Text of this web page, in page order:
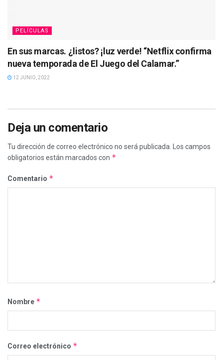
PELÍCULAS
En sus marcas. ¿listos? ¡luz verde! “Netflix confirma
nueva temporada de El Juego del Calamar.”
12 JUNIO, 2022
Deja un comentario
Tu dirección de correo electrónico no será publicada.
Los campos
obligatorios están marcados con *
Comentario *
Nombre *
Correo electrónico *